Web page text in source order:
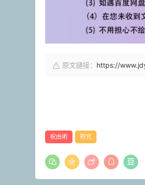
原文鏈接： https://
祝由術 符咒